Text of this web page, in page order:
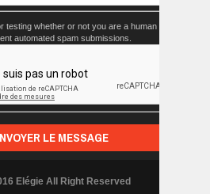
testing whether or not you are a human
automated spam submissions.
Elégie All Right Reserved